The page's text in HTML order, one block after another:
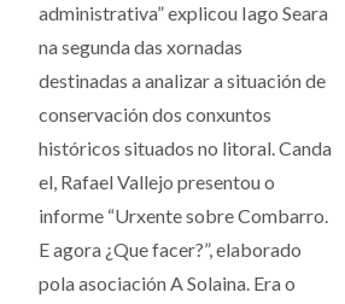
administrativa” explicou Iago Seara
na segunda das xornadas
destinadas a analizar a situación de
conservación dos conxuntos
históricos situados no litoral. Canda
el, Rafael Vallejo presentou o
informe “Urxente sobre Combarro.
E agora ¿Que facer?”, elaborado
pola asociación A Solaina. Era o